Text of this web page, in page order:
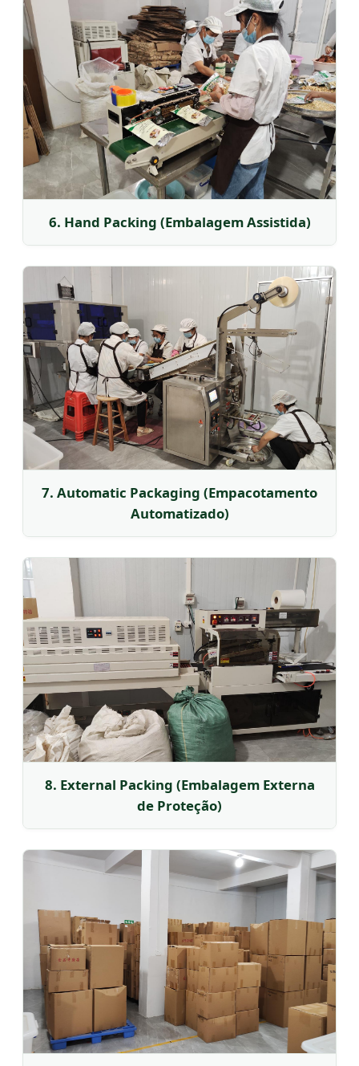
6. Hand Packing (Embalagem Assistida)
7. Automatic Packaging (Empacotamento
Automatizado)
8. External Packing (Embalagem Externa
de Proteção)